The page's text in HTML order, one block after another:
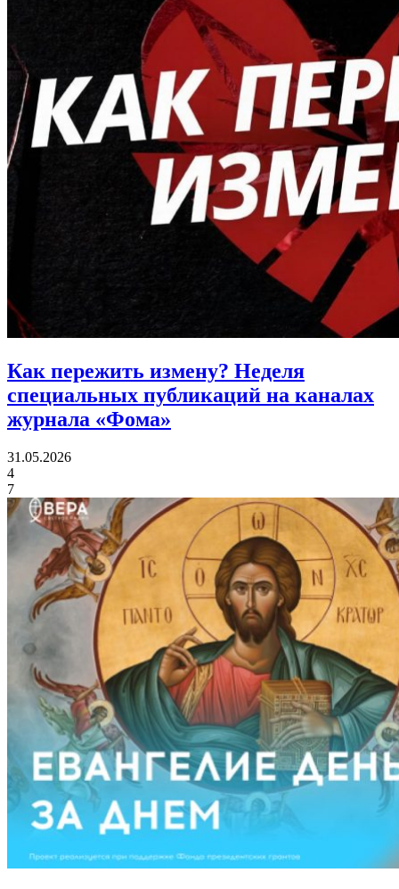
Как пережить измену? Неделя
специальных публикаций на каналах
журнала «Фома»
31.05.2026
4
7